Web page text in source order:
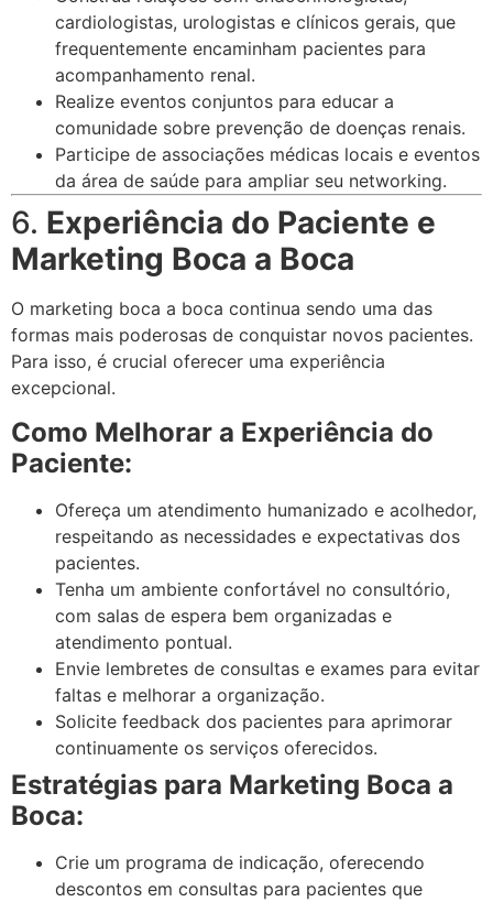
cardiologistas, urologistas e clínicos gerais, que
frequentemente encaminham pacientes para
acompanhamento renal.
Realize eventos conjuntos para educar a
comunidade sobre prevenção de doenças renais.
Participe de associações médicas locais e eventos
da área de saúde para ampliar seu networking.
6. Experiência do Paciente e
Marketing Boca a Boca
O marketing boca a boca continua sendo uma das
formas mais poderosas de conquistar novos pacientes.
Para isso, é crucial oferecer uma experiência
excepcional.
Como Melhorar a Experiência do
Paciente:
Ofereça um atendimento humanizado e acolhedor,
respeitando as necessidades e expectativas dos
pacientes.
Tenha um ambiente confortável no consultório,
com salas de espera bem organizadas e
atendimento pontual.
Envie lembretes de consultas e exames para evitar
faltas e melhorar a organização.
Solicite feedback dos pacientes para aprimorar
continuamente os serviços oferecidos.
Estratégias para Marketing Boca a
Boca:
Crie um programa de indicação, oferecendo
descontos em consultas para pacientes que